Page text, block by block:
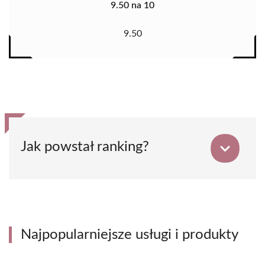
9.50 na 10
9.50
Jak powstał ranking?
Najpopularniejsze usługi i produkty